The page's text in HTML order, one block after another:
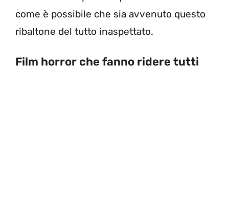
come è possibile che sia avvenuto questo
ribaltone del tutto inaspettato.
Film horror che fanno ridere tutti